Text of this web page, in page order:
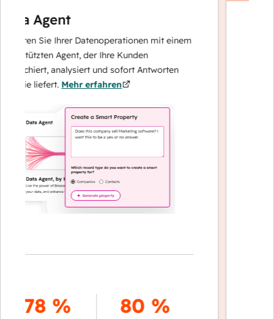
Agent
Sie Ihrer Datenoperationen mit einem
Agent, der Ihre Kunden
analysiert und sofort Antworten
liefert.Mehr erfahren
78 % 80 %